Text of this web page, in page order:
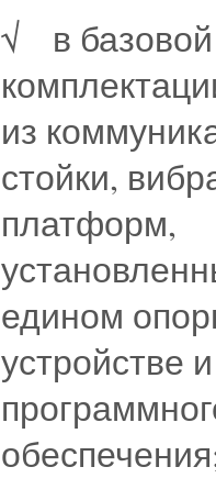
√ в базовой
из
стойки,
платформ,
едином
устройстве и